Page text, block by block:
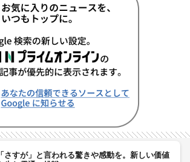
「さすが」と言われる驚きや感動を。新しい価値